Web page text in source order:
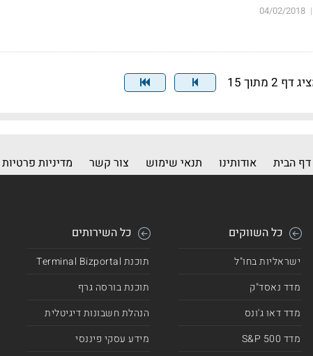
|
04/02/2018
דף 2 מתוך 15
דף הבית אודותינו תנאי שימוש צור קשר מדיניות פרטיות
כל השווקים
ישראליות בחו"ל
מדד נאסד"ק
מדד דאו ג'ונס
מדד 500 S&P
כל השירותים
תוכנת Terminal Bizportal
תוכנת בורסה גרף
הנהלת חשבונות דיגיטלית
מידע עסקי פיננסי